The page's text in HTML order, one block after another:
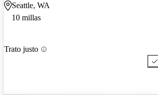
Seattle, WA
10 millas
Trato justo